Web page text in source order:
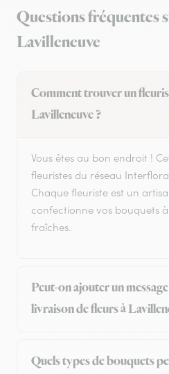
Questions fréquentes
Lavilleneuve
Comment trouver un
Lavilleneuve ?
Vous êtes au bon endroit !
fleuristes du réseau
Chaque fleuriste est un
confectionne vos bouquets
fraîches.
Peut-on ajouter un
livraison de fleurs à
Quels types de bouquets